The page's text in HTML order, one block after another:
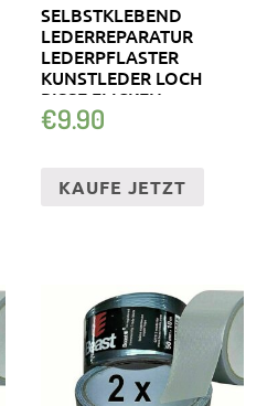
SELBSTKLEBEND
LEDERREPARATUR
LEDERPFLASTER
KUNSTLEDER LOCH
RISSE FLICKEN
REPARATUR
€9.90
KAUFE JETZT